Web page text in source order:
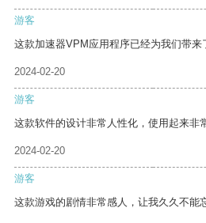
游客
这款加速器VPM应用程序已经为我们带来
2024-02-20
游客
这款软件的设计非常人性化，使用起来非
2024-02-20
游客
这款游戏的剧情非常感人，让我久久不能